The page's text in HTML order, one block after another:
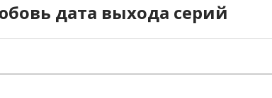
дата выхода серий